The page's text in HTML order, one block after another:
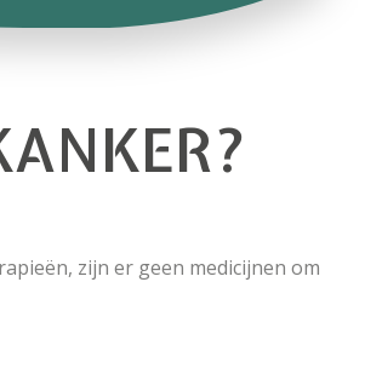
zijn er geen medicijnen om